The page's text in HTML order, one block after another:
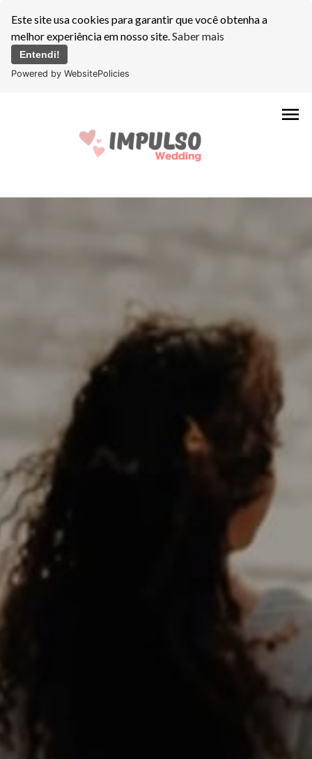
Este site usa cookies para garantir que você obtenha a
melhor experiência em nosso site.Saber mais
Entendi!
Powered by WebsitePolicies
menu